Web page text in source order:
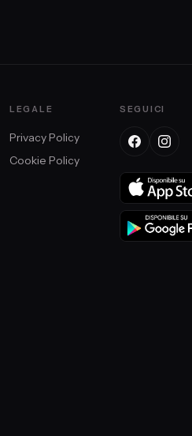
LEGALE
Privacy Policy
Cookie Policy
SEGUICI